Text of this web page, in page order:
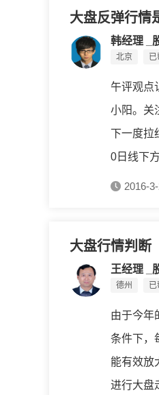
大盘反弹行情
韩经理 _
北京 已
午评观点
小阳。关
下一度拉
0日线下
2016-
大盘行情判断
王经理 _
德州
由于今年
条件下，
能有效放
进行大盘